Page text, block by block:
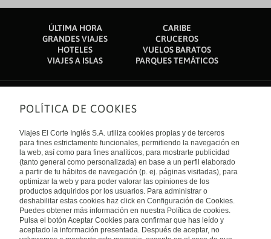
ÚLTIMA HORA
CARIBE
GRANDES VIAJES
CRUCEROS
HOTELES
VUELOS BARATOS
VIAJES A ISLAS
PARQUES TEMÁTICOS
Sobre nosotros
Quiénes somos
Financiación
Sostenibilidad
Turismo accesible
Tarjeta El Corte Inglés
Trabaja con nosotros
El Corte Inglés
Canal Ético
Enlaces de interés
Guías de viaje
Catálogos
Auto check-in
Condiciones Generales
Política de privacidad
Política de cookies
Accesibilidad
Empresas/ Grupos
Internacional
España
Visita nuestro blog
POLÍTICA DE COOKIES
Viajes El Corte Inglés S.A. utiliza cookies propias y de terceros
para fines estrictamente funcionales, permitiendo la navegación en
la web, así como para fines analíticos, para mostrarte publicidad
(tanto general como personalizada) en base a un perfil elaborado
a partir de tu hábitos de navegación (p. ej. páginas visitadas), para
optimizar la web y para poder valorar las opiniones de los
productos adquiridos por los usuarios. Para administrar o
deshabilitar estas cookies haz click en Configuración de Cookies.
Puedes obtener más información en nuestra Política de cookies.
Pulsa el botón Aceptar Cookies para confirmar que has leído y
aceptado la información presentada. Después de aceptar, no